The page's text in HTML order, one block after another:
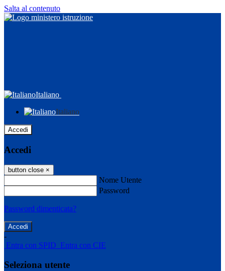
Salta al contenuto
Italiano
Italiano
Accedi
Accedi
button close ×
Nome Utente
Password
Password dimenticata?
-
Entra con SPID Entra con CIE
Seleziona utente